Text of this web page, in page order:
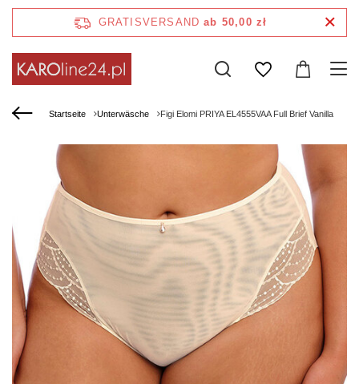
GRATISVERSAND ab 50,00 zł
Startseite Unterwäsche Figi Elomi PRIYA EL4555VAA Full Brief Vanilla